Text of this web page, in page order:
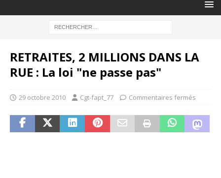
RETRAITES, 2 MILLIONS DANS LA
RUE : La loi "ne passe pas"
29 octobre 2010 Cgt-fapt_77 Commentaires fermés